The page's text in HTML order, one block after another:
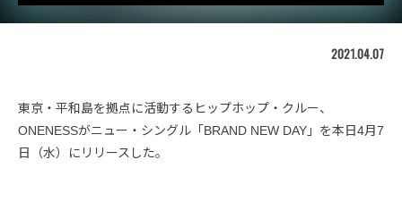
2021.04.07
東京・平和島を拠点に活動するヒップホップ・クルー、
ONENESSがニュー・シングル「BRAND NEW DAY」を本日4月7
日（水）にリリースした。